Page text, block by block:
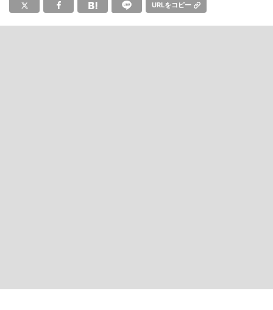
URLをコピー